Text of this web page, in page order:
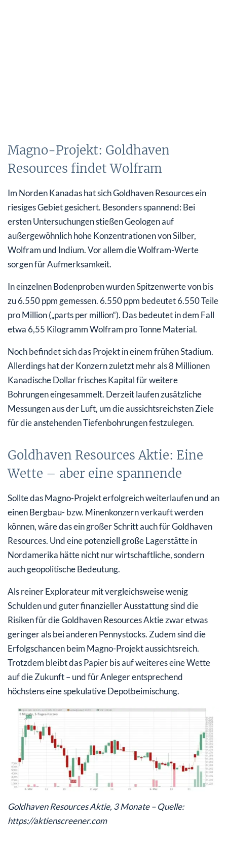
Magno-Projekt: Goldhaven
Resources findet Wolfram
Im Norden Kanadas hat sich Goldhaven Resources ein
riesiges Gebiet gesichert. Besonders spannend: Bei
ersten Untersuchungen stießen Geologen auf
außergewöhnlich hohe Konzentrationen von Silber,
Wolfram und Indium. Vor allem die Wolfram-Werte
sorgen für Aufmerksamkeit.
In einzelnen Bodenproben wurden Spitzenwerte von bis
zu 6.550 ppm gemessen. 6.550 ppm bedeutet 6.550 Teile
pro Million („parts per million“). Das bedeutet in dem Fall
etwa 6,55 Kilogramm Wolfram pro Tonne Material.
Noch befindet sich das Projekt in einem frühen Stadium.
Allerdings hat der Konzern zuletzt mehr als 8 Millionen
Kanadische Dollar frisches Kapital für weitere
Bohrungen eingesammelt. Derzeit laufen zusätzliche
Messungen aus der Luft, um die aussichtsreichsten Ziele
für die anstehenden Tiefenbohrungen festzulegen.
Goldhaven Resources Aktie: Eine
Wette – aber eine spannende
Sollte das Magno-Projekt erfolgreich weiterlaufen und an
einen Bergbau- bzw. Minenkonzern verkauft werden
können, wäre das ein großer Schritt auch für Goldhaven
Resources. Und eine potenziell große Lagerstätte in
Nordamerika hätte nicht nur wirtschaftliche, sondern
auch geopolitische Bedeutung.
Als reiner Explorateur mit vergleichsweise wenig
Schulden und guter finanzieller Ausstattung sind die
Risiken für die Goldhaven Resources Aktie zwar etwas
geringer als bei anderen Pennystocks. Zudem sind die
Erfolgschancen beim Magno-Projekt aussichtsreich.
Trotzdem bleibt das Papier bis auf weiteres eine Wette
auf die Zukunft – und für Anleger entsprechend
höchstens eine spekulative Depotbeimischung.
Goldhaven Resources Aktie, 3 Monate – Quelle:
https://aktienscreener.com